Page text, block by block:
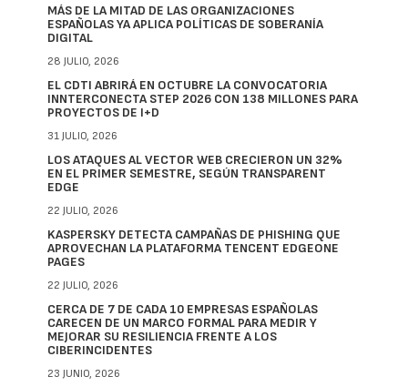
MÁS DE LA MITAD DE LAS ORGANIZACIONES
ESPAÑOLAS YA APLICA POLÍTICAS DE SOBERANÍA
DIGITAL
28 JULIO, 2026
EL CDTI ABRIRÁ EN OCTUBRE LA CONVOCATORIA
INNTERCONECTA STEP 2026 CON 138 MILLONES PARA
PROYECTOS DE I+D
31 JULIO, 2026
LOS ATAQUES AL VECTOR WEB CRECIERON UN 32%
EN EL PRIMER SEMESTRE, SEGÚN TRANSPARENT
EDGE
22 JULIO, 2026
KASPERSKY DETECTA CAMPAÑAS DE PHISHING QUE
APROVECHAN LA PLATAFORMA TENCENT EDGEONE
PAGES
22 JULIO, 2026
CERCA DE 7 DE CADA 10 EMPRESAS ESPAÑOLAS
CARECEN DE UN MARCO FORMAL PARA MEDIR Y
MEJORAR SU RESILIENCIA FRENTE A LOS
CIBERINCIDENTES
23 JUNIO, 2026